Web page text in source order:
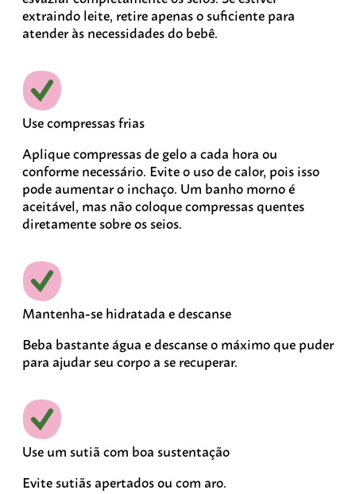
extraindo leite, retire apenas o suficiente para
atender às necessidades do bebê.
Use compressas frias
Aplique compressas de gelo a cada hora ou
conforme necessário. Evite o uso de calor, pois isso
pode aumentar o inchaço. Um banho morno é
aceitável, mas não coloque compressas quentes
diretamente sobre os seios.
Mantenha-se hidratada e descanse
Beba bastante água e descanse o máximo que puder
para ajudar seu corpo a se recuperar.
Use um sutiã com boa sustentação
Evite sutiãs apertados ou com aro.